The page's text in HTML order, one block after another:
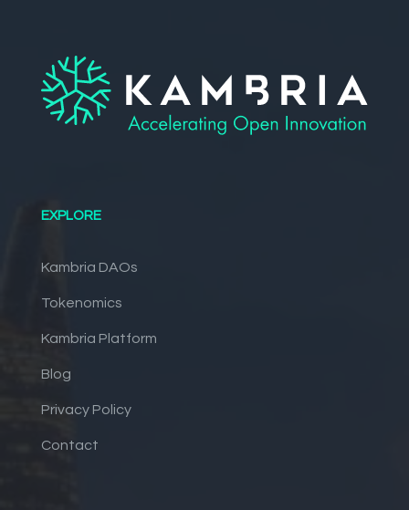
EXPLORE
Kambria DAOs
Tokenomics
Kambria Platform
Blog
Privacy Policy
Contact